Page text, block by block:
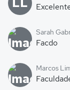
Sarah
Facdo
Marcos